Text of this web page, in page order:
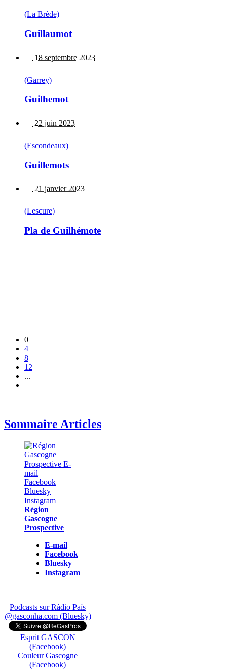
(La Brède)
Guillaumot
18 septembre 2023
(Garrey)
Guilhemot
22 juin 2023
(Escondeaux)
Guillemots
21 janvier 2023
(Lescure)
Pla de Guilhémote
0
4
8
12
...
Sommaire Articles
Région
Gascogne
Prospective
E-mail
Facebook
Bluesky
Instagram
Podcasts sur Ràdio País
@gasconha.com (Bluesky)
Esprit GASCON
(Facebook)
Couleur Gascogne
(Facebook)